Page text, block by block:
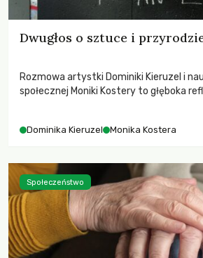
Dwugłos o sztuce i
Rozmowa artystki Dominiki Kieruzel i
społecznej Moniki Kostery to głęboka
Dominika Kieruzel Monika Kostera
Społeczeństwo